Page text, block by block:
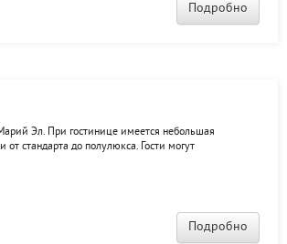
Подробно
Эл. При гостинице имеется небольшая
стандарта до полулюкса. Гости могут
Подробно